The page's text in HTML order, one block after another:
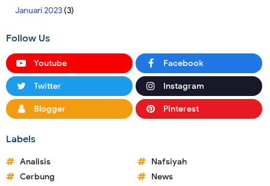
Januari 2023(3)
Follow Us
Youtube Facebook
Twitter Instagram
Blogger Pinterest
Labels
Analisis
Cerbung
Nafsiyah
News